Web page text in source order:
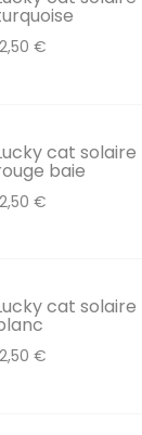
€
cat solaire
baie
€
cat solaire
€